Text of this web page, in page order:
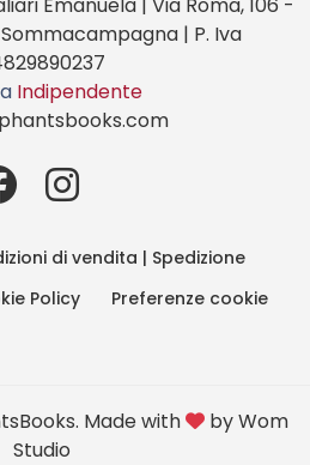
| P. Iva
Indipendente
di vendita | Spedizione
Policy Preferenze cookie
Made with byWom
Studio